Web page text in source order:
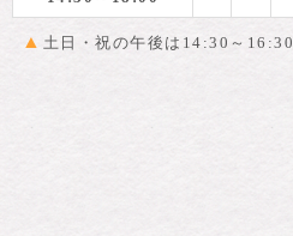
▲ 土日・祝の午後は14:30～16:30